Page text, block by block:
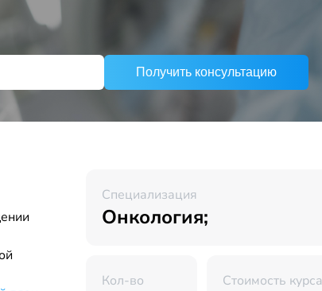
Получить консультацию
Специализация
Онкология;
Кол-во
Стоимость курса